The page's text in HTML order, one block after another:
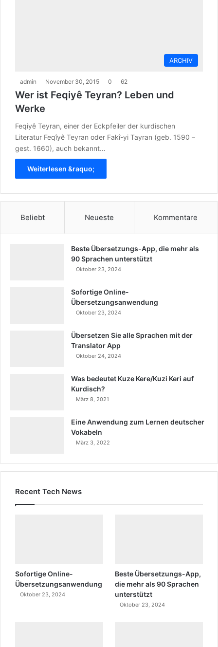
ARCHIV
admin November 30, 2015 0 62
Wer ist Feqiyê Teyran? Leben und
Werke
Feqiyê Teyran, einer der Eckpfeiler der kurdischen
Literatur Feqîyê Teyran oder Fakî-yi Tayran (geb. 1590 –
gest. 1660), auch bekannt…
Weiterlesen &raquo;
Beliebt Neueste Kommentare
Beste Übersetzungs-App, die mehr als
90 Sprachen unterstützt
Oktober 23, 2024
Sofortige Online-
Übersetzungsanwendung
Oktober 23, 2024
Übersetzen Sie alle Sprachen mit der
Translator App
Oktober 24, 2024
Was bedeutet Kuze Kere/Kuzi Keri auf
Kurdisch?
März 8, 2021
Eine Anwendung zum Lernen deutscher
Vokabeln
März 3, 2022
Recent Tech News
Sofortige Online-
Übersetzungsanwendung
Oktober 23, 2024
Beste Übersetzungs-App,
die mehr als 90 Sprachen
unterstützt
Oktober 23, 2024